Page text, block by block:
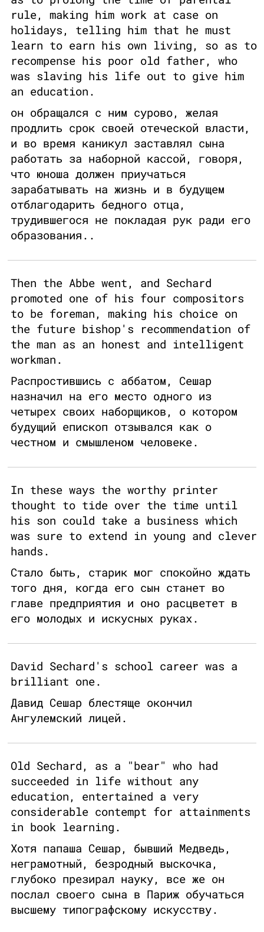
rule, making him work at case on
holidays, telling him that he must
learn to earn his own living, so as to
recompense his poor old father, who
was slaving his life out to give him
an education.
он обращался с ним сурово, желая
продлить срок своей отеческой власти,
и во время каникул заставлял сына
работать за наборной кассой, говоря,
что юноша должен приучаться
зарабатывать на жизнь и в будущем
отблагодарить бедного отца,
трудившегося не покладая рук ради его
образования..
Then the Abbe went, and Sechard
promoted one of his four compositors
to be foreman, making his choice on
the future bishop's recommendation of
the man as an honest and intelligent
workman.
Распростившись с аббатом, Сешар
назначил на его место одного из
четырех своих наборщиков, о котором
будущий епископ отзывался как о
честном и смышленом человеке.
In these ways the worthy printer
thought to tide over the time until
his son could take a business which
was sure to extend in young and clever
hands.
Стало быть, старик мог спокойно ждать
того дня, когда его сын станет во
главе предприятия и оно расцветет в
его молодых и искусных руках.
David Sechard's school career was a
brilliant one.
Давид Сешар блестяще окончил
Ангулемский лицей.
Old Sechard, as a "bear" who had
succeeded in life without any
education, entertained a very
considerable contempt for attainments
in book learning.
Хотя папаша Сешар, бывший Медведь,
неграмотный, безродный выскочка,
глубоко презирал науку, все же он
послал своего сына в Париж обучаться
высшему типографскому искусству.